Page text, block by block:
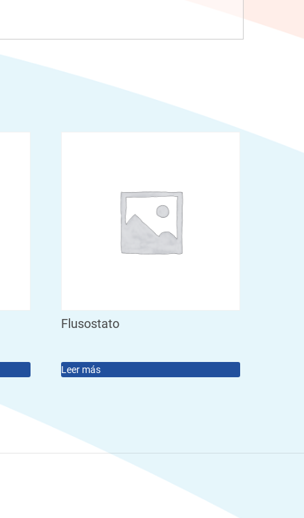
Flusostato
Leer más